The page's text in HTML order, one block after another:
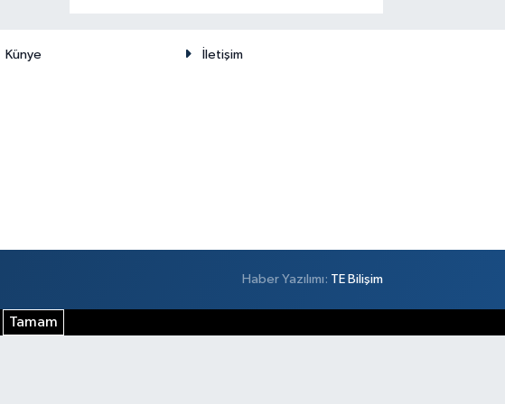
Künye İletişim
Haber Yazılımı: TE Bilişim
Tamam